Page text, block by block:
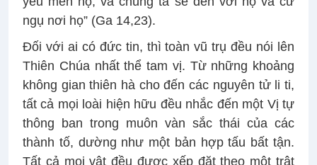
ngụ nơi họ” (Ga 14,23).
Đối với ai có đức tin, thì toàn vũ trụ đều nói lên
Thiên Chúa nhất thể tam vị. Từ những khoảng
không gian thiên hà cho đến các nguyên tử li ti,
tất cả mọi loài hiện hữu đều nhắc đến một Vị tự
thông ban trong muôn vàn sắc thái của các
thành tố, dường như một bản hợp tấu bất tận.
Tất cả mọi vật đều được xếp đặt theo một trật